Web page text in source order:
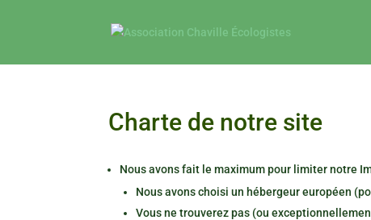
Charte de notre site
Nous avons fait le maximum pour limiter notre
Nous avons choisi un hébergeur européen
Vous ne trouverez pas (ou